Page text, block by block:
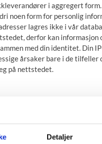
Detaljer
i aggregert
noen form for personlig
lagres ikke i vår
derfor kan informasjon
med din identitet. Din
årsaker bare i de tilfeller
på nettstedet.
og forbedre nettstedet
og rapportere brukerantall